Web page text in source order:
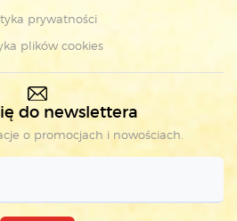
prywatności
plików cookies
do newslettera
o promocjach i nowościach.